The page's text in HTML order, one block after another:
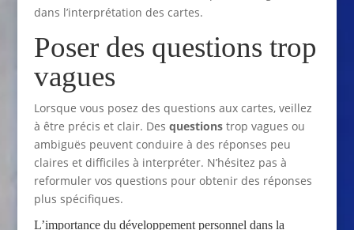
dans l’interprétation des cartes.
Poser des questions trop
vagues
Lorsque vous posez des questions aux cartes, veillez
à être précis et clair. Des questionstrop vagues ou
ambiguës peuvent conduire à des réponses peu
claires et difficiles à interpréter. N’hésitez pas à
reformuler vos questions pour obtenir des réponses
plus spécifiques.
L’importance du développement personnel dans la